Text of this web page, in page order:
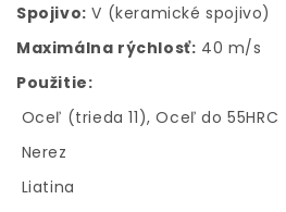
Spojivo: V (keramické spojivo)
Maximálna rýchlosť: 40 m/s
Použitie:
Oceľ (trieda 11), Oceľ do 55HRC
Nerez
Liatina